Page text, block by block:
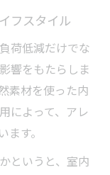
フスタイル
荷低減だけでな
響をもたらしま
素材を使った内
によって、アレ
す。
というと、室内